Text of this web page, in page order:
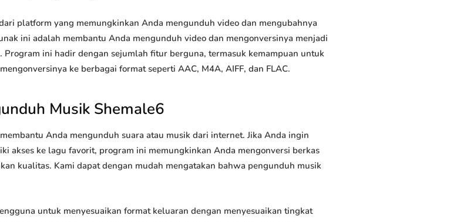
platform yang memungkinkan Anda mengunduh video dan mengubahnya
ini adalah membantu Anda mengunduh video dan mengonversinya menjadi
ini hadir dengan sejumlah fitur berguna, termasuk kemampuan untuk
ke berbagai format seperti AAC, M4A, AIFF, dan FLAC.
Musik Shemale6
Anda mengunduh suara atau musik dari internet. Jika Anda ingin
akses ke lagu favorit, program ini memungkinkan Anda mengonversi berkas
kualitas. Kami dapat dengan mudah mengatakan bahwa pengunduh musik
untuk menyesuaikan format keluaran dengan menyesuaikan tingkat